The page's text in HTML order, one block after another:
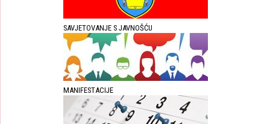
SAVJETOVANJE S JAVNOŠĆU
MANIFESTACIJE